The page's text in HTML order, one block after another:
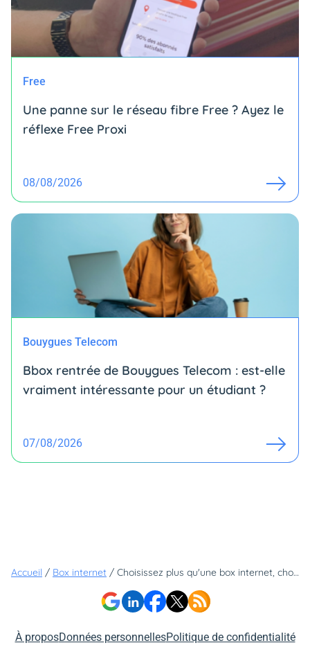
Free
Une panne sur le réseau fibre Free ? Ayez le
réflexe Free Proxi
08/08/2026
Bouygues Telecom
Bbox rentrée de Bouygues Telecom : est-elle
vraiment intéressante pour un étudiant ?
07/08/2026
Accueil / Box internet / Choisissez plus qu'une box internet, choisissez la Freebox Ultra
À proposDonnées personnellesPolitique de confidentialité